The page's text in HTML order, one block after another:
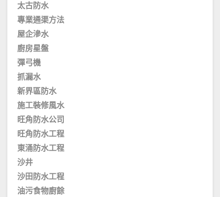
太古防水
專業通渠方法
屋企滲水
廚房星盤
彈弓機
抓漏水
新界區防水
施工裝修風水
旺角防水公司
旺角防水工程
東涌防水工程
沙井
沙田防水工程
油污食物廚餘